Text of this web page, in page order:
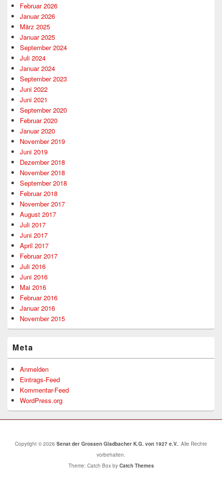
Februar 2026
Januar 2026
März 2025
Januar 2025
September 2024
Juli 2024
Januar 2024
September 2023
Juni 2022
Juni 2021
September 2020
Februar 2020
Januar 2020
November 2019
Juni 2019
Dezember 2018
November 2018
September 2018
Februar 2018
November 2017
August 2017
Juli 2017
Juni 2017
April 2017
Februar 2017
Juli 2016
Juni 2016
Mai 2016
Februar 2016
Januar 2016
November 2015
Meta
Anmelden
Eintrags-Feed
Kommentar-Feed
WordPress.org
Copyright © 2026 Senat der Grossen Gladbacher K.G. von 1927 e.V. . Alle Rechte
vorbehalten.
Theme: Catch Box by Catch Themes